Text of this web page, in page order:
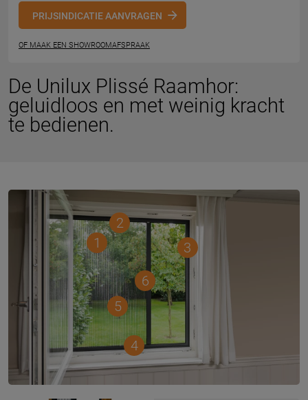
PRIJSINDICATIE AANVRAGEN
OF MAAK EEN SHOWROOMAFSPRAAK
De Unilux Plissé Raamhor:
geluidloos en met weinig kracht
te bedienen.
1
2
3
4
5
6